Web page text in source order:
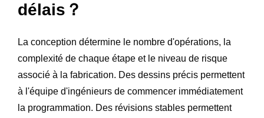
délais？
La conception détermine le nombre d'opérations, la
complexité de chaque étape et le niveau de risque
associé à la fabrication. Des dessins précis permettent
à l'équipe d'ingénieurs de commencer immédiatement
la programmation. Des révisions stables permettent